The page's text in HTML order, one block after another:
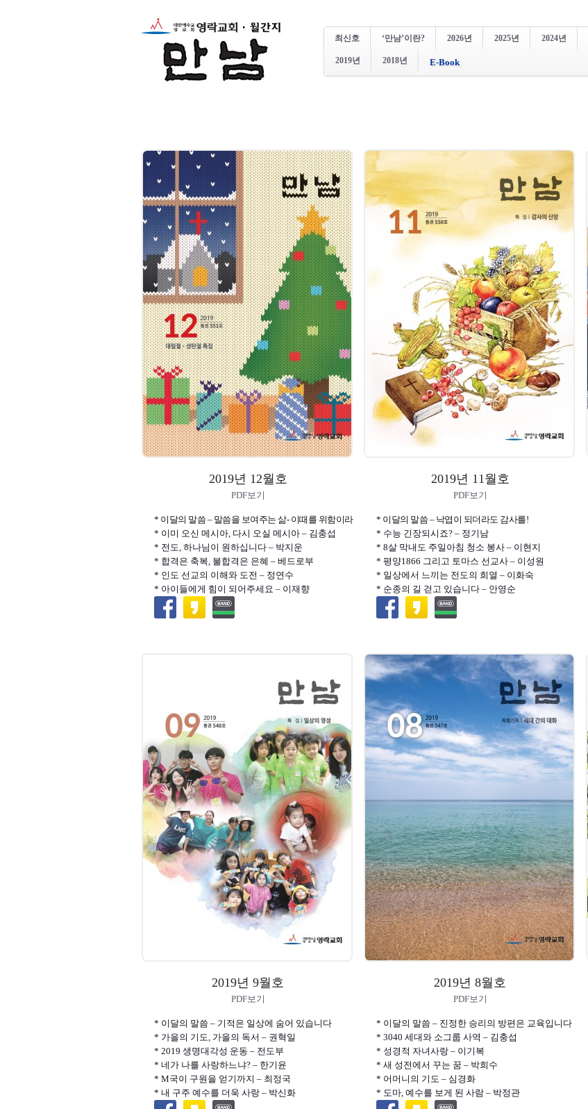
최신호 ‘만남’이란? 2026년 2025년 2024년
2019년 2018년 E-Book
2019년 12월호
PDF보기
* 이달의 말씀 – 말씀을 보여주는 삶- 이때를 위함이라
* 이미 오신 메시아, 다시 오실 메시아 – 김충섭
* 전도, 하나님이 원하십니다 – 박지운
* 합격은 축복, 불합격은 은혜 – 베드로부
* 인도 선교의 이해와 도전 – 정연수
* 아이들에게 힘이 되어주세요 – 이재향
2019년 11월호
PDF보기
* 이달의 말씀 – 낙엽이 되더라도 감사를!
* 수능 긴장되시죠? – 정기남
* 8살 막내도 주일아침 청소 봉사 – 이현지
* 평양1866 그리고 토마스 선교사 – 이성원
* 일상에서 느끼는 전도의 희열 – 이화숙
* 순종의 길 걷고 있습니다 – 안영순
2019년 9월호
PDF보기
* 이달의 말씀 – 기적은 일상에 숨어 있습니다
* 가을의 기도, 가을의 독서 – 권혁일
* 2019 생명대각성 운동 – 전도부
* 네가 나를 사랑하느냐? – 한기윤
* M국이 구원을 얻기까지 – 최정국
* 내 구주 예수를 더욱 사랑 – 박신화
2019년 8월호
PDF보기
* 이달의 말씀 – 진정한 승리의 방편은 교육입니다
* 3040 세대와 소그룹 사역 – 김충섭
* 성경적 자녀사랑 – 이기복
* 새 성전에서 꾸는 꿈 – 박희수
* 어머니의 기도 – 심경화
* 도마, 예수를 보게 된 사람 – 박정관